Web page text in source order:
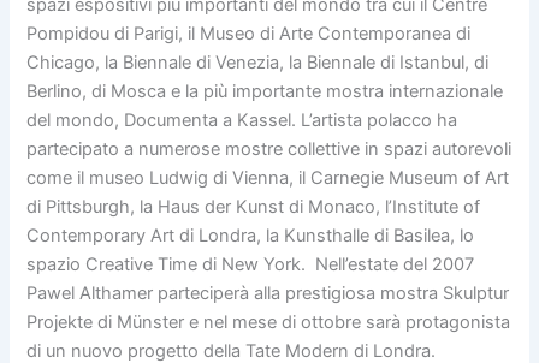
spazi espositivi più importanti del mondo tra cui il Centre
Pompidou di Parigi, il Museo di Arte Contemporanea di
Chicago, la Biennale di Venezia, la Biennale di Istanbul, di
Berlino, di Mosca e la più importante mostra internazionale
del mondo, Documenta a Kassel. L’artista polacco ha
partecipato a numerose mostre collettive in spazi autorevoli
come il museo Ludwig di Vienna, il Carnegie Museum of Art
di Pittsburgh, la Haus der Kunst di Monaco, l’Institute of
Contemporary Art di Londra, la Kunsthalle di Basilea, lo
spazio Creative Time di New York. Nell’estate del 2007
Pawel Althamer parteciperà alla prestigiosa mostra Skulptur
Projekte di Münster e nel mese di ottobre sarà protagonista
di un nuovo progetto della Tate Modern di Londra.